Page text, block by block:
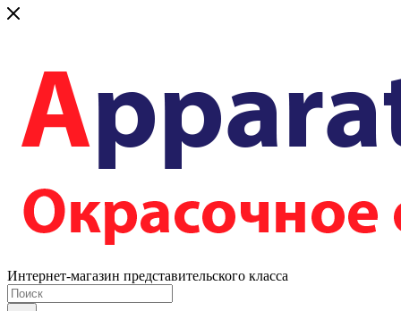
Интернет-магазин представительского класса